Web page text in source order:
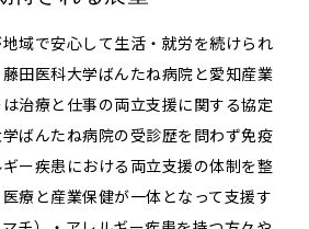
域で安心して生活・就労を続けられ
田医科大学ばんたね病院と愛知産業
治療と仕事の両立支援に関する協定
ばんたね病院の受診歴を問わず免疫
ギー疾患における両立支援の体制を整
療と産業保健が一体となって支援す